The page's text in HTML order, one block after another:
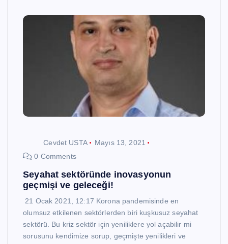
Cevdet USTA
Mayıs 13, 2021
0 Comments
Seyahat sektöründe inovasyonun
geçmişi ve geleceği!
21 Ocak 2021, 12:17 Korona pandemisinde en
olumsuz etkilenen sektörlerden biri kuşkusuz seyahat
sektörü. Bu kriz sektör için yeniliklere yol açabilir mi
sorusunu kendimize sorup, geçmişte yenilikleri ve